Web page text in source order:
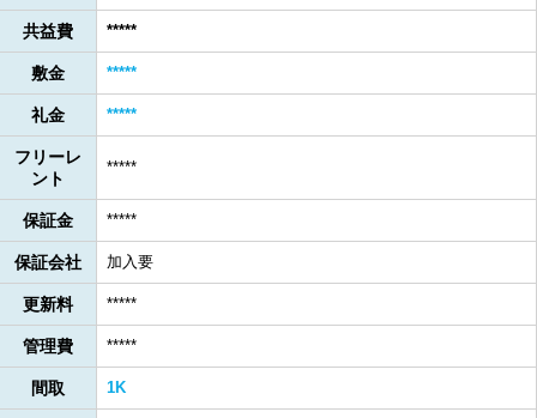
共益費 *****
敷金 *****
礼金 *****
フリーレ
ント
*****
保証金 *****
保証会社 加入要
更新料 *****
管理費 *****
間取 1K